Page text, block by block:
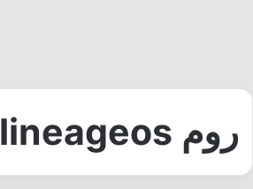
روم lineageos